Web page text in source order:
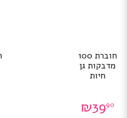
חוברת 100
מדבקות גן
חיות
₪3990